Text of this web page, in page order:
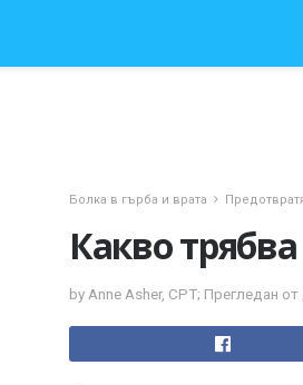
Болка в гърба и врата
Какво
by Anne Asher, CPT; Прегледан